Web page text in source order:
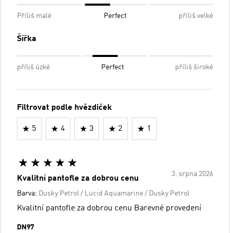
Příliš malé Perfect příliš velké
Šířka
příliš úzké Perfect příliš široké
Filtrovat podle hvězdiček
5 4 3 2 1
3. srpna 2026
Kvalitní pantofle za dobrou cenu
Barva: Dusky Petrol / Lucid Aquamarine / Dusky Petrol
Kvalitní pantofle za dobrou cenu Barevné provedení
DN97